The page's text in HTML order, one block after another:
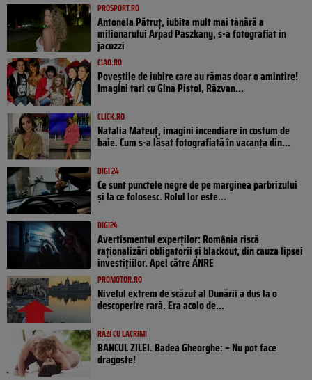
PROSPORT.RO
Antonela Pătruț, iubita mult mai tânără a
milionarului Arpad Paszkany, s-a fotografiat în
jacuzzi
CIAO.RO
Poveştile de iubire care au rămas doar o amintire!
Imagini tari cu Gina Pistol, Răzvan...
CLICK.RO
Natalia Mateuț, imagini incendiare în costum de
baie. Cum s-a lăsat fotografiată în vacanța din...
DIGI 24
Ce sunt punctele negre de pe marginea parbrizului
și la ce folosesc. Rolul lor este...
DIGI24
Avertismentul experților: România riscă
raționalizări obligatorii și blackout, din cauza lipsei
investițiilor. Apel către ANRE
PROMOTOR.RO
Nivelul extrem de scăzut al Dunării a dus la o
descoperire rară. Era acolo de...
RÂZI CU LACRIMI
BANCUL ZILEI. Badea Gheorghe: – Nu pot face
dragoste!